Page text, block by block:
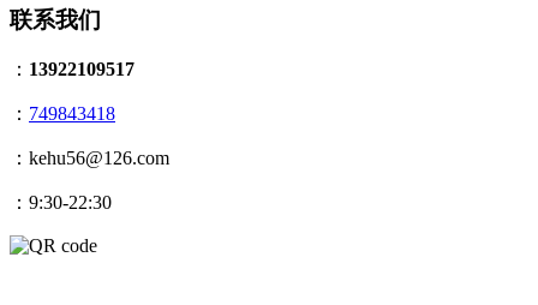
联系我们
： 13922109517
： 749843418
：kehu56@126.com
：9:30-22:30